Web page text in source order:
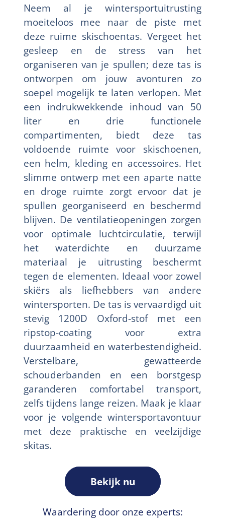
Neem al je wintersportuitrusting
moeiteloos mee naar de piste met
deze ruime skischoentas. Vergeet het
gesleep en de stress van het
organiseren van je spullen; deze tas is
ontworpen om jouw avonturen zo
soepel mogelijk te laten verlopen. Met
een indrukwekkende inhoud van 50
liter en drie functionele
compartimenten, biedt deze tas
voldoende ruimte voor skischoenen,
een helm, kleding en accessoires. Het
slimme ontwerp met een aparte natte
en droge ruimte zorgt ervoor dat je
spullen georganiseerd en beschermd
blijven. De ventilatieopeningen zorgen
voor optimale luchtcirculatie, terwijl
het waterdichte en duurzame
materiaal je uitrusting beschermt
tegen de elementen. Ideaal voor zowel
skiërs als liefhebbers van andere
wintersporten. De tas is vervaardigd uit
stevig 1200D Oxford-stof met een
ripstop-coating voor extra
duurzaamheid en waterbestendigheid.
Verstelbare, gewatteerde
schouderbanden en een borstgesp
garanderen comfortabel transport,
zelfs tijdens lange reizen. Maak je klaar
voor je volgende wintersportavontuur
met deze praktische en veelzijdige
skitas.
Bekijk nu
Waardering door onze experts: